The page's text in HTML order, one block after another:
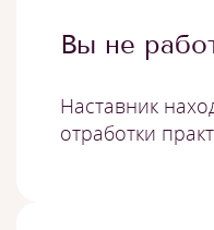
Вы не
Наставник
отработки